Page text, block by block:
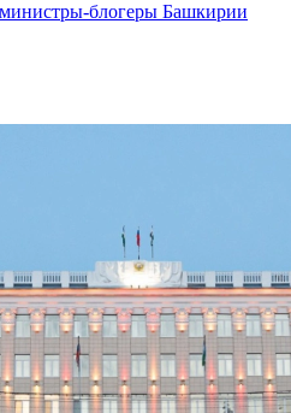
блогеры Башкирии